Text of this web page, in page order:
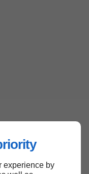
experience by